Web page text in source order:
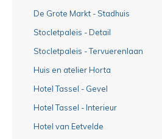
De Grote Markt - Stadhuis
Stocletpaleis - Detail
Stocletpaleis - Tervuerenlaan
Huis en atelier Horta
Hotel Tassel - Gevel
Hotel Tassel - Interieur
Hotel van Eetvelde